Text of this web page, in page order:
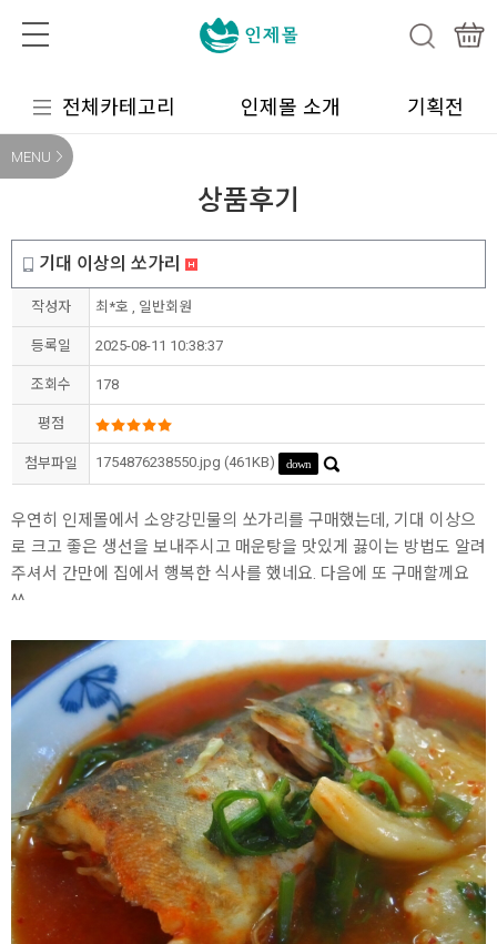
전체카테고리 인제몰 소개 기획전
MENU
상품후기
기대 이상의 쏘가리
작성자 최*호 , 일반회원
등록일 2025-08-11 10:38:37
조회수 178
평점
첨부파일 1754876238550.jpg (461KB) down
우연히 인제몰에서 소양강민물의 쏘가리를 구매했는데, 기대 이상으
로 크고 좋은 생선을 보내주시고 매운탕을 맛있게 끓이는 방법도 알려
주셔서 간만에 집에서 행복한 식사를 했네요. 다음에 또 구매할께요
^^